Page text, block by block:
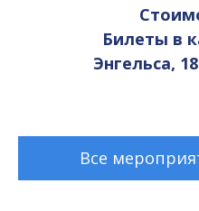
Билеты в
Энгельса,
Все